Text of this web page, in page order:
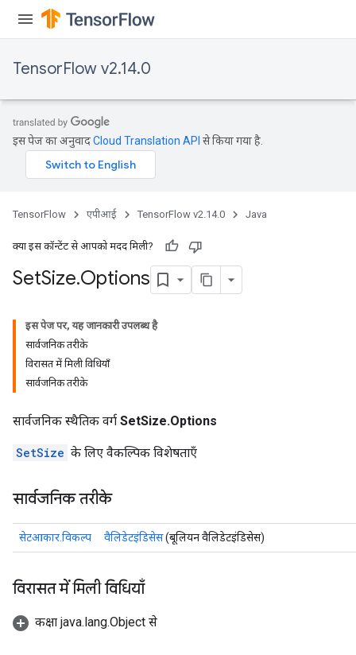
TensorFlow v2.14.0
इस पेज का अनुवादCloud Translation API से किया गया है.
TensorFlow एपीआई TensorFlow v2.14.0 Java
क्या इस कॉन्टेंट से आपको मदद मिली?
SetSize.Options
इस पेज पर, यह जानकारी उपलब्ध है
सार्वजनिक तरीके
विरासत में मिली विधियाँ
सार्वजनिक तरीके
सार्वजनिक स्थैतिक वर्ग SetSize.Options
SetSize के लिए वैकल्पिक विशेषताएँ
सार्वजनिक तरीके
सेटआकार.विकल्प वैलिडेटइंडिसेस(बूलियन वैलिडेटइंडिसेस)
विरासत में मिली विधियाँ
कक्षा java.lang.Object से